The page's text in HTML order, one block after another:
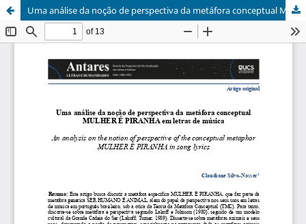
Uma análise da noção de perspectiva da metáfora conceptual MULHER É PIRANHA em letras de música